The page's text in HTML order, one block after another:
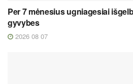
Per 7 mėnesius ugniagesiai
gyvybes
2026 08 07